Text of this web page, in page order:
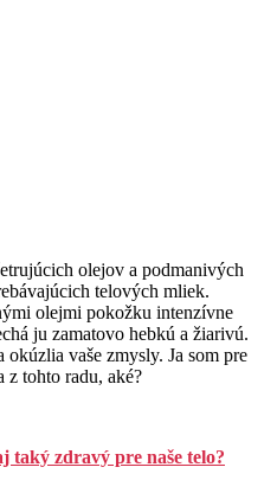
olejov a podmanivých
telových mliek.
olejmi pokožku intenzívne
ju zamatovo hebkú a žiarivú.
okúzlia vaše zmysly. Ja som pre
z tohto radu, aké?
taký zdravý pre naše telo?